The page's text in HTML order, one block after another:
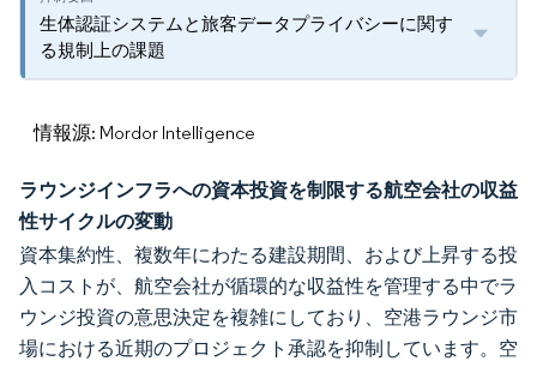
生体認証システムと旅客データプライバシーに関す
る規制上の課題
情報源: Mordor Intelligence
ラウンジインフラへの資本投資を制限する航空会社の収益
性サイクルの変動
資本集約性、複数年にわたる建設期間、および上昇する投
入コストが、航空会社が循環的な収益性を管理する中でラ
ウンジ投資の意思決定を複雑にしており、空港ラウンジ市
場における近期のプロジェクト承認を抑制しています。空